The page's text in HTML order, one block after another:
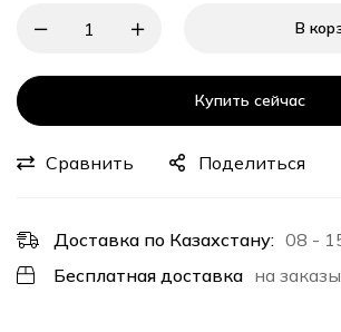
В
Купить сейчас
Сравнить Поделиться
Доставка по Казахстану: 08 -
Бесплатная доставка на